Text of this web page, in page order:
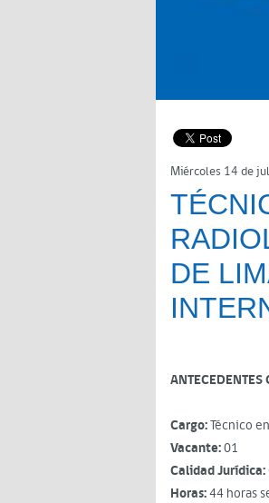
Miércoles 14 de
DE
ANTECEDENTES
Cargo:Técnico
Vacante:01
Calidad Jurídica:
Horas:44 horas